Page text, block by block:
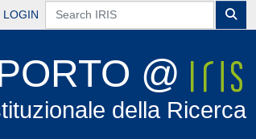
LOGIN
@
della Ricerca